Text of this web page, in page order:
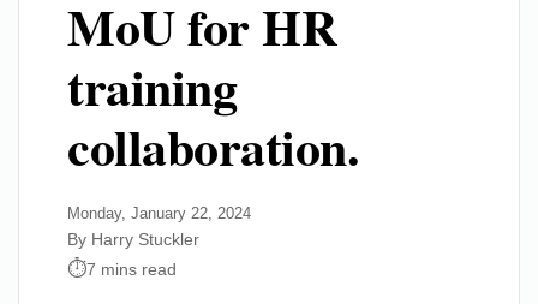
MoU for HR
training
collaboration.
Monday, January 22, 2024
By Harry Stuckler
7 mins read